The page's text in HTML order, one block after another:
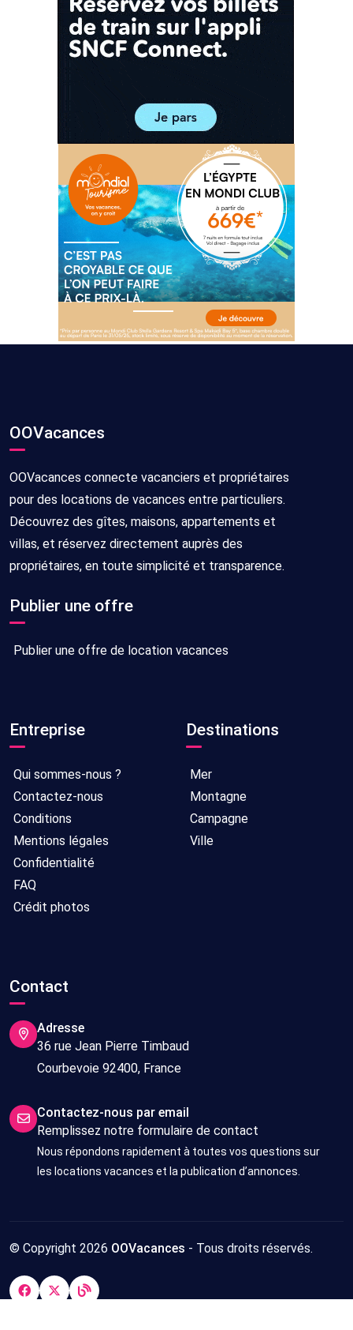
OOVacances
OOVacances connecte vacanciers et propriétaires
pour des locations de vacances entre particuliers.
Découvrez des gîtes, maisons, appartements et
villas, et réservez directement auprès des
propriétaires, en toute simplicité et transparence.
Publier une offre
Publier une offre de location vacances
Entreprise
Qui sommes-nous ?
Contactez-nous
Conditions
Mentions légales
Confidentialité
FAQ
Crédit photos
Destinations
Mer
Montagne
Campagne
Ville
Contact
Adresse
36 rue Jean Pierre Timbaud
Courbevoie 92400, France
Contactez-nous par email
Remplissez notre formulaire de contact
Nous répondons rapidement à toutes vos questions sur
les locations vacances et la publication d’annonces.
© Copyright 2026 OOVacances - Tous droits réservés.